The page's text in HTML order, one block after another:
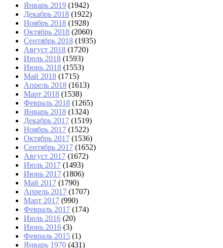
Январь 2019 (1942)
Декабрь 2018 (1922)
Ноябрь 2018 (1928)
Октябрь 2018 (2060)
Сентябрь 2018 (1935)
Август 2018 (1720)
Июль 2018 (1593)
Июнь 2018 (1553)
Май 2018 (1715)
Апрель 2018 (1613)
Март 2018 (1538)
Февраль 2018 (1265)
Январь 2018 (1324)
Декабрь 2017 (1519)
Ноябрь 2017 (1522)
Октябрь 2017 (1536)
Сентябрь 2017 (1652)
Август 2017 (1672)
Июль 2017 (1493)
Июнь 2017 (1806)
Май 2017 (1790)
Апрель 2017 (1707)
Март 2017 (990)
Февраль 2017 (174)
Июль 2016 (20)
Июнь 2016 (3)
Февраль 2015 (1)
Январь 1970 (431)